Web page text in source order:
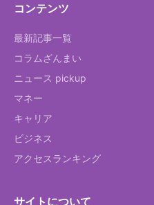
コンテンツ
最新記事一覧
コラムざんまい
ニュース pickup
マネー
キャリア
ビジネス
アクセスランキング
サイトについて